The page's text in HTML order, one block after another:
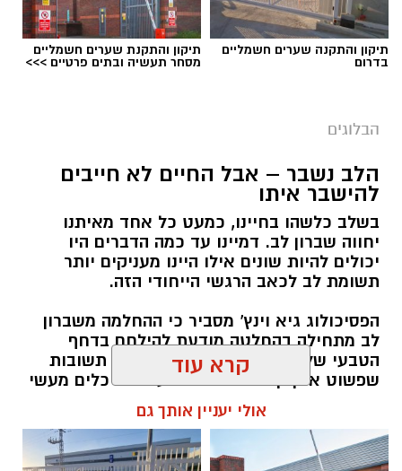
יש לכם מידע חשוב שטרם נחשף? צילומים מאירוע
חדשותי? מצאתם טעות בכתבה? נשמח שתשתפו
אותנו
תיקון והתקנה שערים חשמליים
בדרום
תיקון והתקנת שערים חשמליים
מסחר תעשיה ובתים פרטיים >>>
הבלוגים
הלב נשבר – אבל החיים לא חייבים
להישבר איתו
בשלב כלשהו בחיינו, כמעט כל אחד מאיתנו
יחווה שברון לב. דמיינו עד כמה הדברים היו
יכולים להיות שונים אילו היינו מעניקים יותר
תשומת לב לכאב הרגשי הייחודי הזה.
הפסיכולוג גיא וינץ' מסביר כי ההחלמה משברון
לב מתחילה בהחלטה מודעת להילחם בדחף
הטבעי שלנו לייפות את העבר ולחפש תשובות
שפשוט אינן קיימות. הוא מציע ארגז כלים מעשי
שיעזור לנו, בהדרגה, להשתחרר מהכאב ולהמשיך
הלב שלנו אולי נשבר לפעמים, אבל אנחנו לא
קרא עוד
אולי יעניין אותך גם